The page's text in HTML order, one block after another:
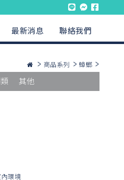
最新消息 聯絡我們
商品系列 蟑螂
其他
環境